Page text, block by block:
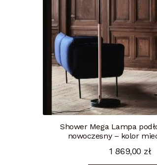
Shower Mega Lampa
nowoczesny – kolor
1 869,00 zł